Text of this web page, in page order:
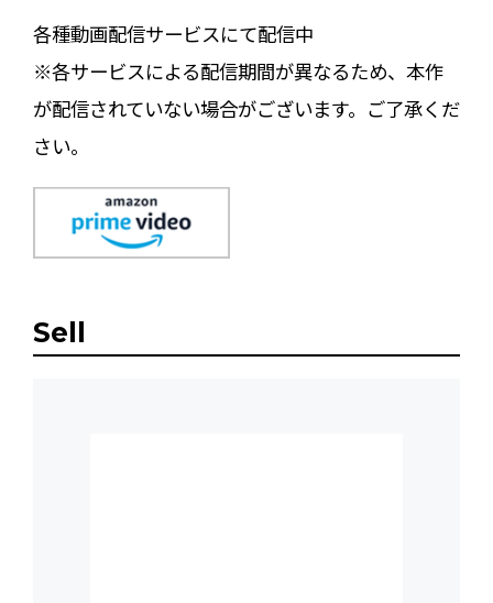
各種動画配信サービスにて配信中
※各サービスによる配信期間が異なるため、本作
が配信されていない場合がございます。ご了承くだ
さい。
Sell